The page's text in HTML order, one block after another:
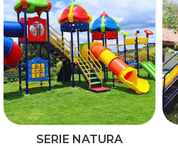
SERIE NATURA